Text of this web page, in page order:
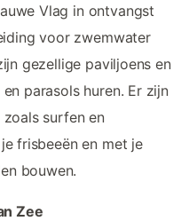
Vlag in ontvangst
voor zwemwater
gezellige paviljoens en
parasols huren. Er zijn
surfen en
frisbeeën en met je
bouwen.
Zee